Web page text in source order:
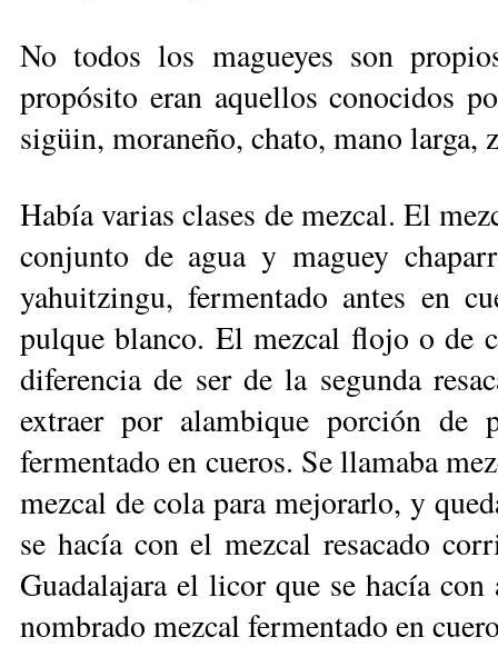
No todos los magueyes son
propósito eran aquellos conocidos
sigüin, moraneño, chato, mano larga,
Había varias clases de mezcal. El
conjunto de agua y maguey
yahuitzingu, fermentado antes en
pulque blanco. El mezcal flojo o de
diferencia de ser de la segunda
extraer por alambique porción
fermentado en cueros. Se llamaba
mezcal de cola para mejorarlo, y
se hacía con el mezcal resacado
Guadalajara el licor que se hacía
nombrado mezcal fermentado en